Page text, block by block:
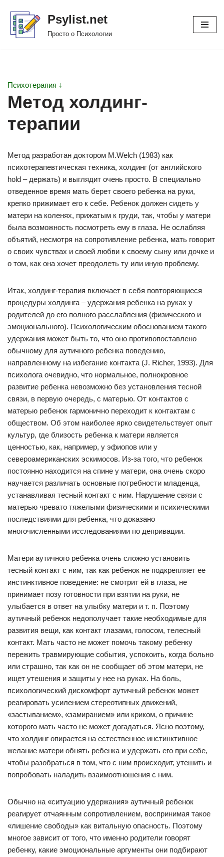
Перейти
Psylist.net
Просто о Психологии
Психотерапия ↓
Метод холдинг-
терапии
Метод разработан доктором М.Welch (1983) как
психотерапевтическая техника, холдинг (от английского
hold – держать) и выглядит очень просто. В специально
отведенное время мать берет своего ребенка на руки,
крепко прижимает его к себе. Ребенок должен сидеть у
матери на коленях, прижатым к груди, так, чтобы у матери
была возможность посмотреть ему в глаза. Не ослабляя
объятий, несмотря на сопротивление ребенка, мать говорит
о своих чувствах и своей любви к своему сыну или дочке и
о том, как она хочет преодолеть ту или иную проблему.
Итак, холдинг-терапия включает в себя повторяющиеся
процедуры холдинга – удержания ребенка на руках у
родителей до его полного расслабления (физического и
эмоционального). Психологическим обоснованием такого
удержания может быть то, что оно противопоставлено
обычному для аутичного ребенка поведению,
направленному на избегание контакта (J. Richer, 1993). Для
психолога очевидно, что нормальное, полнокровное
развитие ребенка невозможно без установления тесной
связи, в первую очередь, с матерью. От контактов с
матерью ребенок гармонично переходит к контактам с
обществом. Об этом наиболее ярко свидетельствует опыт
культур, где близость ребенка к матери является
ценностью, как, например, у эфиопов или у
североамериканских эскимосов. Из-за того, что ребенок
постоянно находится на спине у матери, она очень скоро
научается различать основные потребности младенца,
устанавливая тесный контакт с ним. Нарушение связи с
матерью чревато тяжелыми физическими и психическими
последствиями для ребенка, что доказано
многочисленными исследованиями по депривации.
Матери аутичного ребенка очень сложно установить
тесный контакт с ним, так как ребенок не подкрепляет ее
инстинктивное поведение: не смотрит ей в глаза, не
принимает позу готовности при взятии на руки, не
улыбается в ответ на улыбку матери и т. п. Поэтому
аутичный ребенок недополучает такие необходимые для
развития вещи, как контакт глазами, голосом, телесный
контакт. Мать часто не может помочь такому ребенку
пережить травмирующие события, успокоить, когда больно
или страшно, так как он не сообщает об этом матери, не
ищет утешения и защиты у нее на руках. На боль,
психологический дискомфорт аутичный ребенок может
реагировать усилением стереотипных движений,
«застыванием», «замиранием» или криком, о причине
которого мать часто не может догадаться. Ясно поэтому,
что холдинг опирается на естественное инстинктивное
желание матери обнять ребенка и удержать его при себе,
чтобы разобраться в том, что с ним происходит, утешить и
попробовать наладить взаимоотношения с ним.
Обычно на «ситуацию удержания» аутичный ребенок
реагирует отчаянным сопротивлением, воспринимая такое
«лишение свободы» как витальную опасность. Поэтому
многое зависит от того, что именно родители говорят
ребенку, какие эмоциональные аргументы они подбирают